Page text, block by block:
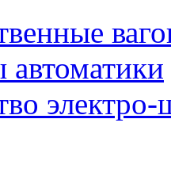
автоматики